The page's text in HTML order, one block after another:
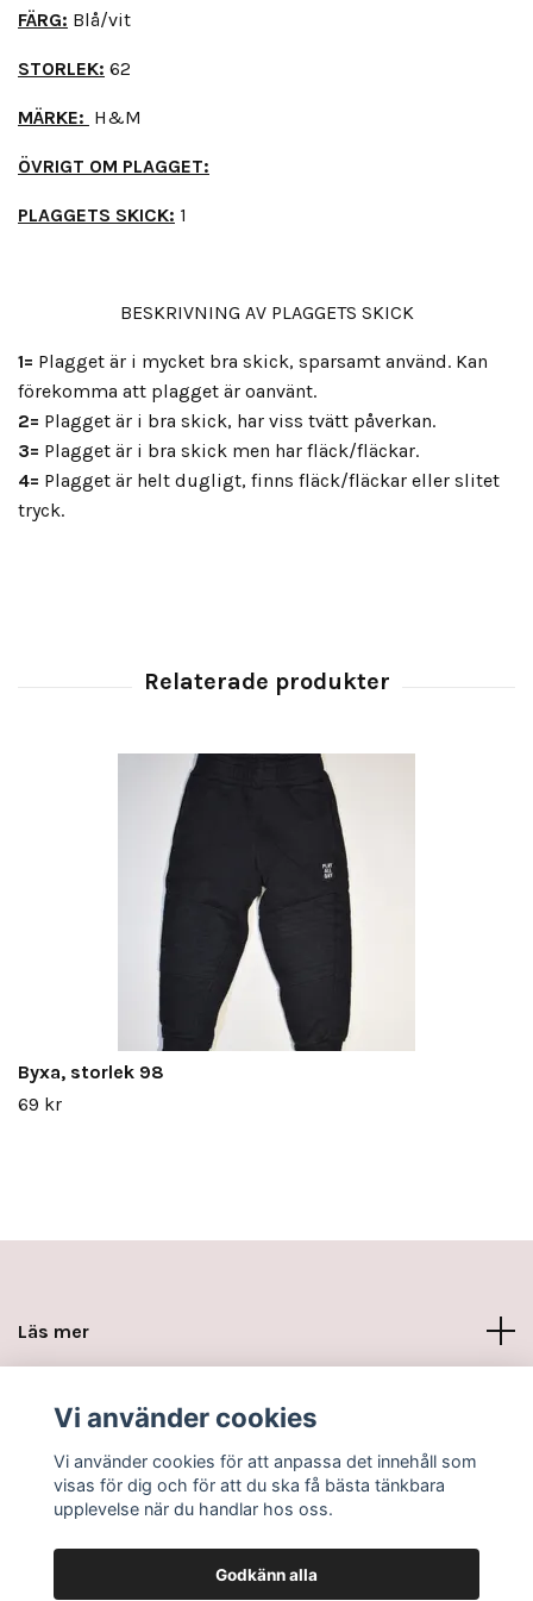
FÄRG: Blå/vit
STORLEK: 62
MÄRKE: H&M
ÖVRIGT OM PLAGGET:
PLAGGETS SKICK: 1
BESKRIVNING AV PLAGGETS SKICK
1= Plagget är i mycket bra skick, sparsamt använd. Kan
förekomma att plagget är oanvänt.
2= Plagget är i bra skick, har viss tvätt påverkan.
3= Plagget är i bra skick men har fläck/fläckar.
4= Plagget är helt dugligt, finns fläck/fläckar eller slitet
tryck.
Byxa, storlek 98
69 kr
Läs mer
Vi använder cookies
Vi använder cookies för att anpassa det innehåll som
visas för dig och för att du ska få bästa tänkbara
upplevelse när du handlar hos oss.
Godkänn alla